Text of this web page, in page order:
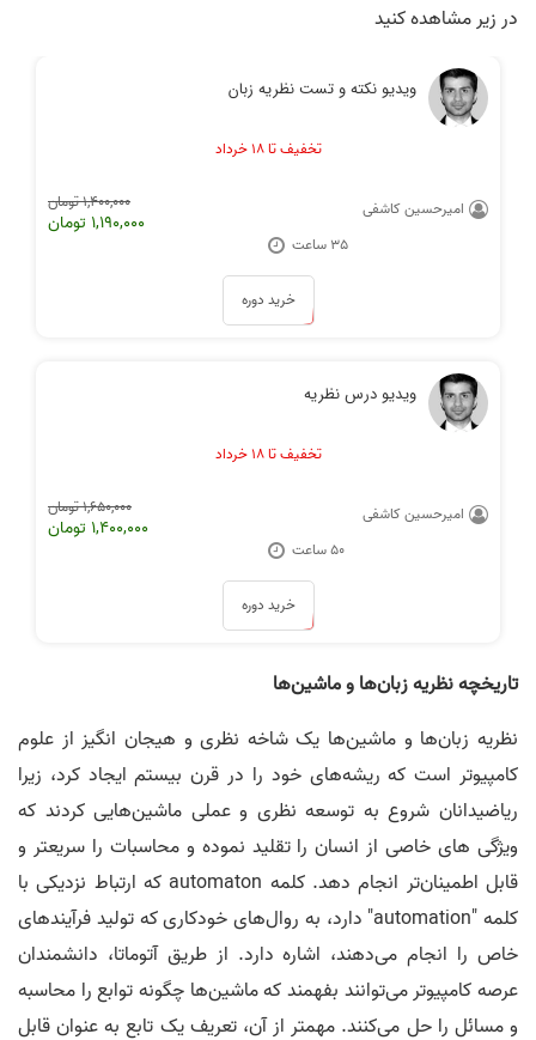
در زیر مشاهده کنید
ویدیو نکته و تست نظریه زبان‌
تخفیف تا ۱۸ خرداد
1,400,000 تومان
1,190,000 تومان
امیرحسین کاشفی
35 ساعت
خرید دوره
ویدیو درس نظریه
تخفیف تا ۱۸ خرداد
1,650,000 تومان
1,400,000 تومان
امیرحسین کاشفی
50 ساعت
خرید دوره
تاریخچه نظریه زبان‌ها و ماشین‌ها
نظریه زبان‌ها و ماشین‌ها یک شاخه نظری و هیجان انگیز از علوم
کامپیوتر است که ریشه‌های خود را در قرن بیستم ایجاد کرد، زیرا
ریاضیدانان شروع به توسعه نظری و عملی ماشین‌هایی کردند که
ویژگی های خاصی از انسان را تقلید نموده و محاسبات را سریعتر و
قابل اطمینان‌تر انجام دهد. کلمه automaton که ارتباط نزدیکی با
کلمه "automation" دارد، به روال‌های خودکاری که تولید فرآیندهای
خاص را انجام می‌دهند، اشاره دارد. از طریق آتوماتا، دانشمندان
عرصه کامپیوتر می‌توانند بفهمند که ماشین‌ها چگونه توابع را محاسبه
و مسائل را حل می‌کنند. مهمتر از آن، تعریف یک تابع به عنوان قابل